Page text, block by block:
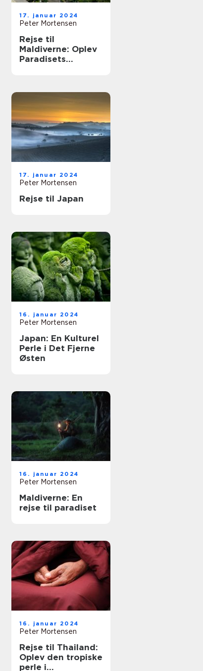
17. januar 2024
Peter Mortensen
Rejse til
Maldiverne: Oplev
Paradisets
17. januar 2024
Peter Mortensen
Rejse til Japan
16. januar 2024
Peter Mortensen
Japan: En Kulturel
Perle i Det Fjerne
Østen
16. januar 2024
Peter Mortensen
Maldiverne: En
rejse til paradiset
16. januar 2024
Peter Mortensen
Rejse til Thailand:
Oplev den tropiske
perle i